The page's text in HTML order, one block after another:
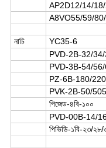
AP2D12/14/
A8VO55/59/
নাচি
YC35-6
PVD-2B-32/
PVD-3B-54/
PZ-6B-180/220
PVK-2B-50/505
পিজেড-৪বি-১০০
PVD-00B-14/
পিভিডি-১বি-২৩/